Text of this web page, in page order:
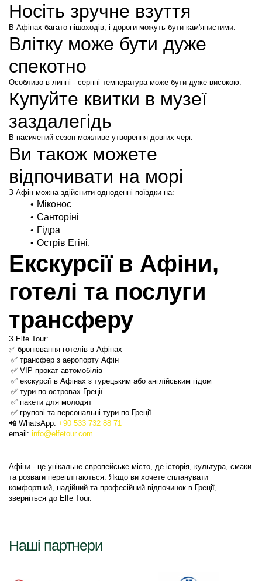
Носіть зручне взуття
В Афінах багато пішоходів, і дороги можуть бути кам'янистими.
Влітку може бути дуже
спекотно
Особливо в липні - серпні температура може бути дуже високою.
Купуйте квитки в музеї
заздалегідь
В насичений сезон можливе утворення довгих черг.
Ви також можете
відпочивати на морі
З Афін можна здійснити одноденні поїздки на:
Міконос
Санторіні
Гідра
Острів Егіні.
Екскурсії в Афіни,
готелі та послуги
трансферу
З Elfe Tour:
✅ бронювання готелів в Афінах
✅ трансфер з аеропорту Афін
✅ VIP прокат автомобілів
✅ екскурсії в Афінах з турецьким або англійським гідом
✅ тури по островах Греції
✅ пакети для молодят
✅ групові та персональні тури по Греції.
📲 WhatsApp: +90 533 732 88 71
email: info@elfetour.com
Афіни - це унікальне європейське місто, де історія, культура, смаки
та розваги переплітаються. Якщо ви хочете спланувати
комфортний, надійний та професійний відпочинок в Греції,
зверніться до Elfe Tour.
Наші партнери